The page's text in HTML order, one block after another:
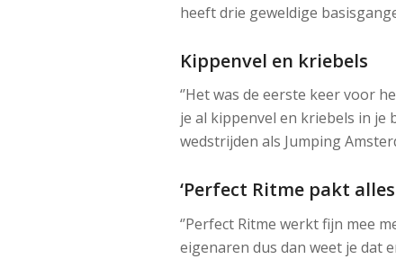
heeft drie geweldige
Kippenvel en kriebels
‘’Het was de eerste keer voor
je al kippenvel en kriebels in je
wedstrijden als Jumping
‘Perfect Ritme pakt alles
‘’Perfect Ritme werkt fijn mee
eigenaren dus dan weet je dat